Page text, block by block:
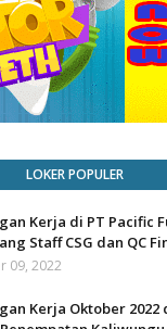
LOKER POPULER
Kerja di PT Pacific
Staff CSG dan QC
09, 2022
Kerja Oktober